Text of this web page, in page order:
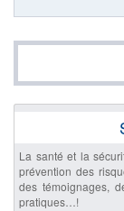
La santé et la
prévention des
des témoignages,
pratiques…!